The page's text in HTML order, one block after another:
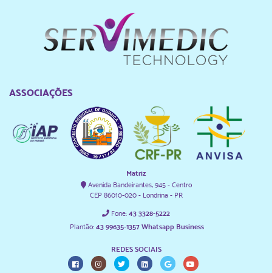
ASSOCIAÇÕES
Matriz
Avenida Bandeirantes, 945 - Centro
CEP 86010-020 - Londrina - PR
Fone: 43 3328-5222
Plantão: 43 99635-1357 Whatsapp Business
REDES SOCIAIS